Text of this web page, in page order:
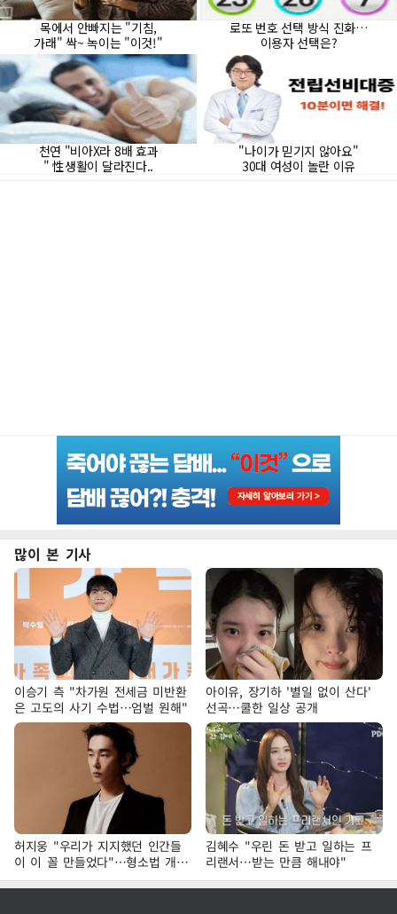
많이 본 기사
이승기 측 "차가원 전세금 미반환
은 고도의 사기 수법…엄벌 원해"
아이유, 장기하 '별일 없이 산다'
선곡…쿨한 일상 공개
허지웅 "우리가 지지했던 인간들
이 이 꼴 만들었다"…형소법 개정
에 격한 반응
김혜수 "우린 돈 받고 일하는 프
리랜서…받는 만큼 해내야"